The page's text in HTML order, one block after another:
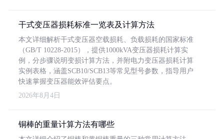
干式变压器损耗标准一览表及计算方法
本文详细解析干式变压器空载损耗、负载损耗的国家标准
（GB/T 10228-2015），提供1000kVA变压器损耗计算实
例，分步骤说明变损计算方法，并附电力变压器损耗计算
实例表格，涵盖SCB10/SCB13等常见型号参数，指导用户
快速掌握变压器能效评估要点。
2026年8月4日
铜棒的重量计算方法有哪些